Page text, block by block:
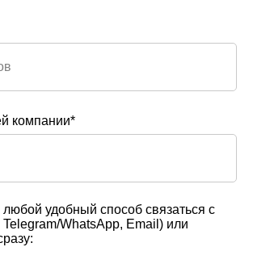
компании*
удобный способ связаться с
WhatsApp, Email) или